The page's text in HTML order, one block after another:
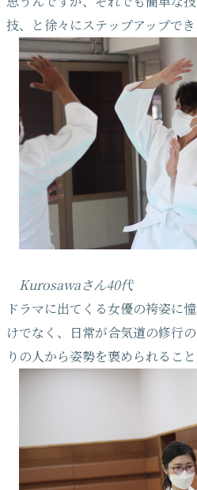
技、と徐々にステップアップでき
Kurosawaさん40代
ドラマに出てくる女優の袴姿に
けでなく、日常が合気道の修行
りの人から姿勢を褒められるこ